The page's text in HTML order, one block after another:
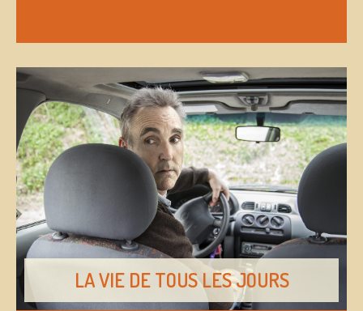
LA VIE DE TOUS LES JOURS